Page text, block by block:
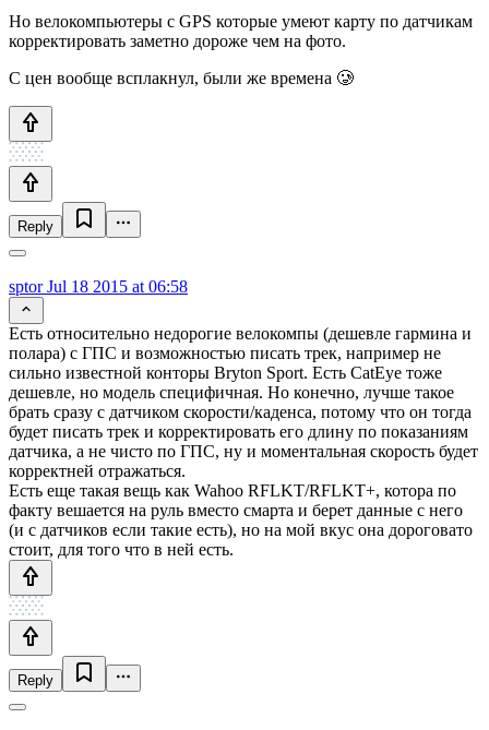
Но велокомпьютеры с GPS которые умеют карту по датчикам
корректировать заметно дороже чем на фото.
С цен вообще всплакнул, были же времена 🥲
Reply
sptorJul 18 2015 at 06:58
Есть относительно недорогие велокомпы (дешевле гармина и
полара) с ГПС и возможностью писать трек, например не
сильно известной конторы Bryton Sport. Есть CatEye тоже
дешевле, но модель специфичная. Но конечно, лучше такое
брать сразу с датчиком скорости/каденса, потому что он тогда
будет писать трек и корректировать его длину по показаниям
датчика, а не чисто по ГПС, ну и моментальная скорость будет
корректней отражаться.
Есть еще такая вещь как Wahoo RFLKT/RFLKT+, котора по
факту вешается на руль вместо смарта и берет данные с него
(и с датчиков если такие есть), но на мой вкус она дороговато
стоит, для того что в ней есть.
Reply